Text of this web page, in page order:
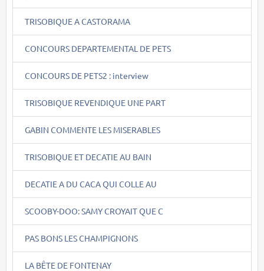
TRISOBIQUE A CASTORAMA
CONCOURS DEPARTEMENTAL DE PETS
CONCOURS DE PETS2 : interview
TRISOBIQUE REVENDIQUE UNE PART
GABIN COMMENTE LES MISERABLES
TRISOBIQUE ET DECATIE AU BAIN
DECATIE A DU CACA QUI COLLE AU
SCOOBY-DOO: SAMY CROYAIT QUE C
PAS BONS LES CHAMPIGNONS
LA BÊTE DE FONTENAY